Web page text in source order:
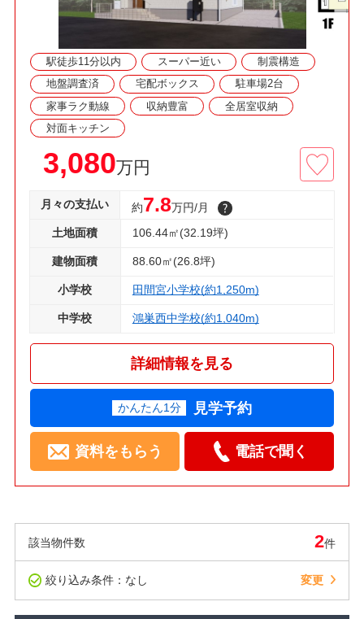
◆田間宮小学校 徒歩16分
◆鴻巣市西中学校 徒歩13分
◆FOODOFFストッカー 徒歩10分
◆セブンイレブン 徒歩4分
駅徒歩11分以内 スーパー近い
制震構造
地盤調査済
宅配ボックス
駐車場2台
家事ラク動線
収納豊富
全居室収納
対面キッチン
3,080万円
月々の支払い 約7.8万円/月
土地面積 106.44㎡(32.19坪)
建物面積 88.60㎡(26.8坪)
小学校 田間宮小学校(約1,250m)
中学校 鴻巣西中学校(約1,040m)
詳細情報を見る
かんたん1分 見学予約
資料をもらう 電話で聞く
該当物件数 2件
絞り込み条件：なし 変更